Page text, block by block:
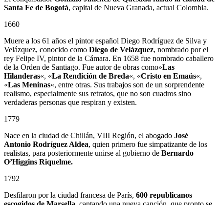
Santa Fe de Bogotá, capital de Nueva Granada, actual Colombia.
1660
Muere a los 61 años el pintor español Diego Rodríguez de Silva y
Velázquez, conocido como Diego de Velázquez, nombrado por el
rey Felipe IV, pintor de la Cámara. En 1658 fue nombrado caballero
de la Orden de Santiago. Fue autor de obras como»Las
Hilanderas«, «La Rendición de Breda«, «Cristo en Emaús«,
«Las Meninas«, entre otras. Sus trabajos son de un sorprendente
realismo, especialmente sus retratos, que no son cuadros sino
verdaderas personas que respiran y existen.
1779
Nace en la ciudad de Chillán, VIII Región, el abogado José
Antonio Rodríguez Aldea, quien primero fue simpatizante de los
realistas, para posteriormente unirse al gobierno de Bernardo
O’Higgins Riquelme.
1792
Desfilaron por la ciudad francesa de París, 600 republicanos